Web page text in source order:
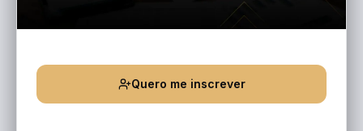
Quero me inscrever